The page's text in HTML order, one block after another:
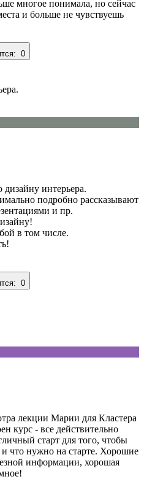
многое понимала, но сейчас
и больше не чувствуешь
0
интерьера.
подробно рассказывают
и пр.
в том числе.
0
лекции Марии для Кластера
курс - все действительно
старт для того, чтобы
и что нужно на старте. Хорошие
информации, хорошая